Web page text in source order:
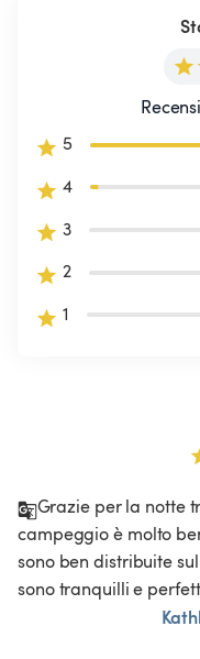
5
4
3
2
1
Grazie per la notte
campeggio è molto
sono ben distribuite
sono tranquilli e